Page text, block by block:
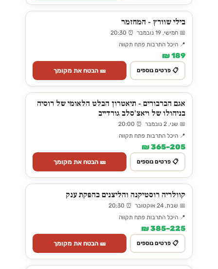
בילי שוורץ - המחזמר
📅 חמישי, 19 נובמבר ⏰ 20:30
📍 היכל התרבות פתח תקווה
189 ₪
📋 פרטים נוספים 🎫 הבטח את מקומך
אגם הברבורים - תיאטרון הבלט הלאומי של רוסיה
בניהולו של ויאצ'סלב גורדייב
📅 שני, 2 נובמבר ⏰ 20:00
📍 היכל התרבות פתח תקווה
205–365 ₪
📋 פרטים נוספים 🎫 הבטח את מקומך
קוולריה רוסטיקנה והליצנים בהפקת ענק
📅 שבת, 24 אוקטובר ⏰ 20:30
📍 היכל התרבות פתח תקווה
225–385 ₪
📋 פרטים נוספים 🎫 הבטח את מקומך